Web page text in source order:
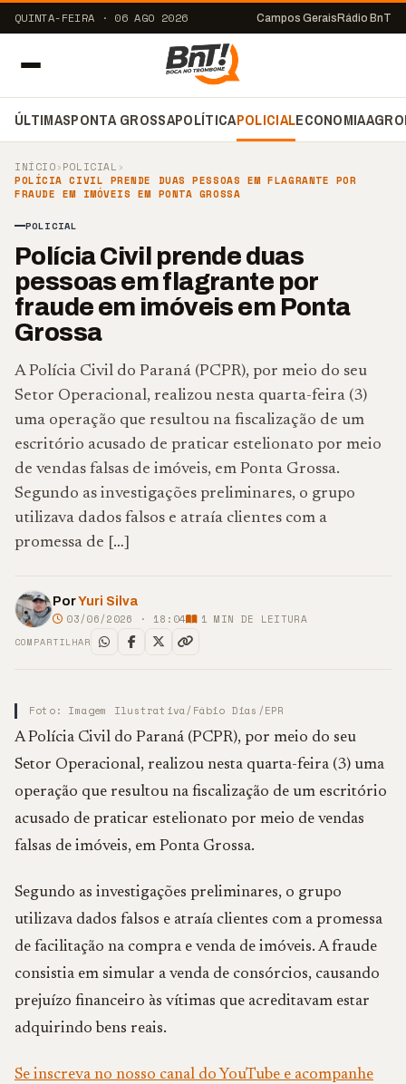
QUINTA-FEIRA · 06 AGO 2026 Campos Gerais Rádio BnT
ÚLTIMASPONTA GROSSAPOLÍTICAPOLICIALECONOMIA
INÍCIO›POLICIAL ›
POLÍCIA CIVIL PRENDE DUAS PESSOAS EM FLAGRANTE POR
FRAUDE EM IMÓVEIS EM PONTA GROSSA
POLICIAL
Polícia Civil prende duas
pessoas em flagrante por
fraude em imóveis em Ponta
Grossa
A Polícia Civil do Paraná (PCPR), por meio do seu
Setor Operacional, realizou nesta quarta-feira (3)
uma operação que resultou na fiscalização de um
escritório acusado de praticar estelionato por meio
de vendas falsas de imóveis, em Ponta Grossa.
Segundo as investigações preliminares, o grupo
utilizava dados falsos e atraía clientes com a
promessa de […]
PorYuri Silva
03/06/2026 · 18:04 1 MIN DE LEITURA
COMPARTILHAR
Foto: Imagem Ilustrativa/Fábio Dias/EPR
A Polícia Civil do Paraná (PCPR), por meio do seu
Setor Operacional, realizou nesta quarta-feira (3) uma
operação que resultou na fiscalização de um escritório
acusado de praticar estelionato por meio de vendas
falsas de imóveis, em Ponta Grossa.
Segundo as investigações preliminares, o grupo
utilizava dados falsos e atraía clientes com a promessa
de facilitação na compra e venda de imóveis. A fraude
consistia em simular a venda de consórcios, causando
prejuízo financeiro às vítimas que acreditavam estar
adquirindo bens reais.
Se inscreva no nosso canal do YouTube e acompanhe